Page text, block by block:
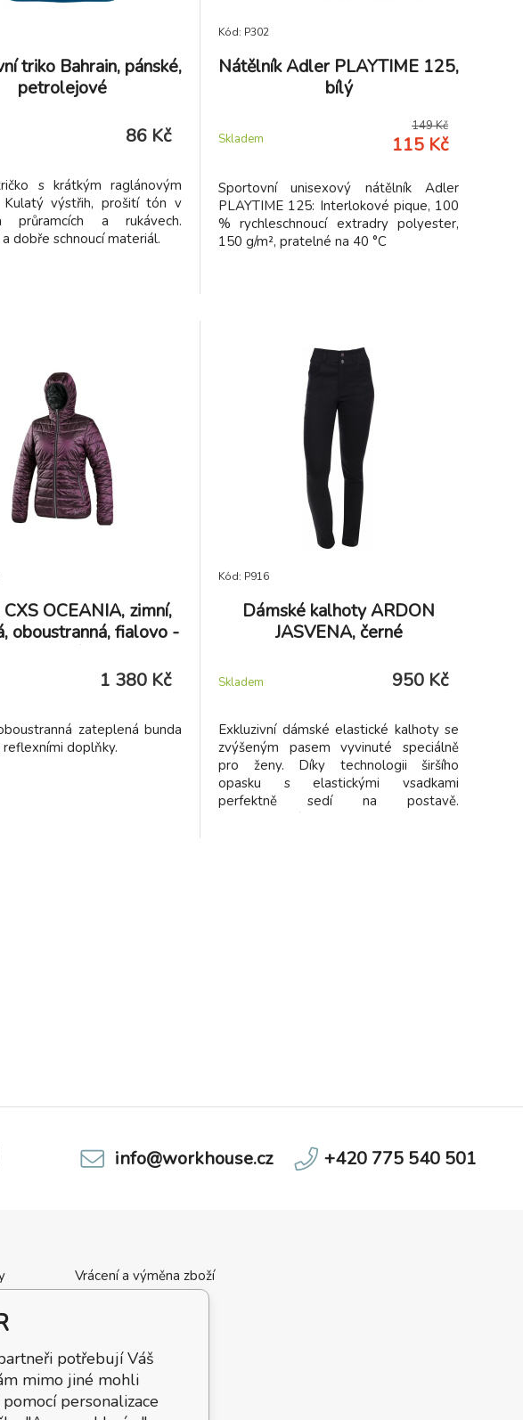
triko Bahrain, pánské,
petrolejové
86 Kč
s krátkým raglánovým
Kulatý výstřih, prošití tón v
a rukávech.
dobře schnoucí materiál.
Kód: P302
Nátělník Adler PLAYTIME 125,
bílý
Skladem
149 Kč
115 Kč
Sportovní unisexový nátělník Adler
PLAYTIME 125: Interlokové pique, 100
% rychleschnoucí extradry polyester,
150 g/m², pratelné na 40 °C
CXS OCEANIA, zimní,
oboustranná, fialovo -
černá
1 380 Kč
zateplená bunda
reflexními doplňky.
Kód: P916
Dámské kalhoty ARDON
JASVENA, černé
Skladem 950 Kč
Exkluzivní dámské elastické kalhoty se
zvýšeným pasem vyvinuté speciálně
pro ženy. Díky technologii širšího
opasku s elastickými vsadkami
perfektně sedí na postavě.
Propracovaný 3D SLIM FIT střih spolu s
info@workhouse.cz +420 775 540 501
Vrácení a výměna zboží
Obchodní podmínky
potřebují Váš
mimo jiné mohli
personalizace